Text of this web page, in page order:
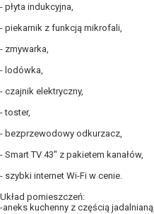
- płyta indukcyjna,
- piekarnik z funkcją mikrofali,
- zmywarka,
- lodówka,
- czajnik elektryczny,
- toster,
- bezprzewodowy odkurzacz,
- Smart TV 43" z pakietem kanałów,
- szybki internet Wi-Fi w cenie.
Układ pomieszczeń:
-aneks kuchenny z częścią jadalnianą,